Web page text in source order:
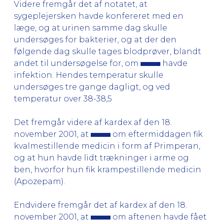
Videre fremgår det af notatet, at
sygeplejersken havde konfereret med en
læge, og at urinen samme dag skulle
undersøges for bakterier, og at der den
følgende dag skulle tages blodprøver, blandt
andet til undersøgelse for, om
havde
infektion. Hendes temperatur skulle
undersøges tre gange dagligt, og ved
temperatur over 38-38,5
Det fremgår videre af kardex af den 18.
november 2001, at
om eftermiddagen fik
kvalmestillende medicin i form af Primperan,
og at hun havde lidt trækninger i arme og
ben, hvorfor hun fik krampestillende medicin
(Apozepam).
Endvidere fremgår det af kardex af den 18.
november 2001, at
om aftenen havde fået